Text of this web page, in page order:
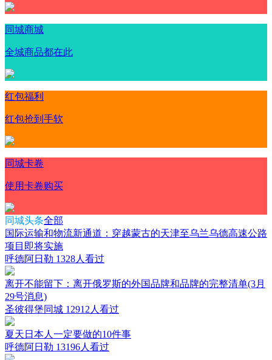
同城商城
全城商品都在此
红包福利
红包抢到手软
同城卡卷
使用卡卷购买
同城头条全部
国际运输和物流新通道：穿越蒙古的天津至乌兰乌德高速公路
项目即将实施
呼德阿日勒 1328人看过
离开不能留下：离开俄罗斯的外国品牌和品牌的完整清单(3月
29号消息)
圣彼得堡同城 12912人看过
夏天日本人一定要做的10件事
呼德阿日勒 13196人看过